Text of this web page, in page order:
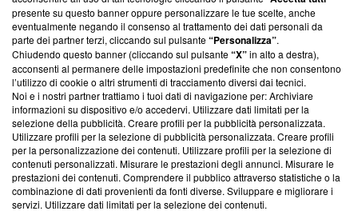
conformità agli standard.
Su di noi
Team editoriale
Corporate
Redazione
Informativa Privacy
Cookie Policy
presente su questo banner oppure personalizzare le tue scelte, anche
eventualmente negando il consenso al trattamento dei dati personali da
parte dei partner terzi, cliccando sul pulsante“Personalizza”.
Chiudendo questo banner (cliccando sul pulsante“X”in alto a destra),
acconsenti al permanere delle impostazioni predefinite che non consentono
l’utilizzo di cookie o altri strumenti di tracciamento diversi dai tecnici.
Noi e i nostri partner trattiamo i tuoi dati di navigazione per: Archiviare
informazioni su dispositivo e/o accedervi. Utilizzare dati limitati per la
selezione della pubblicità. Creare profili per la pubblicità personalizzata.
Utilizzare profili per la selezione di pubblicità personalizzata. Creare profili
per la personalizzazione dei contenuti. Utilizzare profili per la selezione di
contenuti personalizzati. Misurare le prestazioni degli annunci. Misurare le
prestazioni dei contenuti. Comprendere il pubblico attraverso statistiche o la
combinazione di dati provenienti da fonti diverse. Sviluppare e migliorare i
servizi. Utilizzare dati limitati per la selezione dei contenuti.